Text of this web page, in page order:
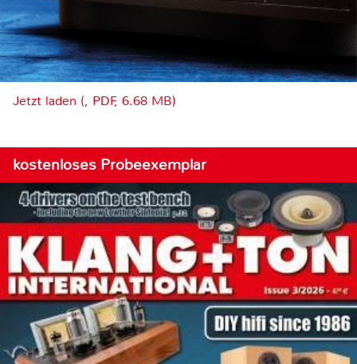
Jetzt laden (, PDF, 6.68 MB)
kostenloses Probeexemplar